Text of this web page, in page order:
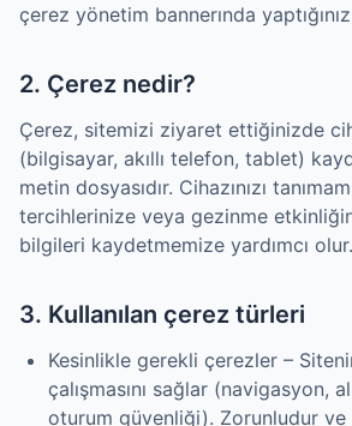
çerez yönetim bannerında
2. Çerez nedir?
Çerez, sitemizi ziyaret ettiğinizde
(bilgisayar, akıllı telefon, tablet)
metin dosyasıdır. Cihazınızı
tercihlerinize veya gezinme
bilgileri kaydetmemize yardımcı olur.
3. Kullanılan çerez türleri
Kesinlikle gerekli çerezler –
çalışmasını sağlar (navigasyon,
oturum güvenliği). Zorunludur